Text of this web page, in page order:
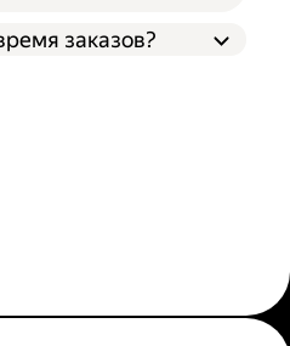
заказов?